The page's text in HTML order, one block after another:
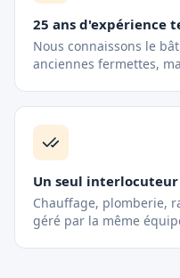
25 ans d'expérience
Nous connaissons le
anciennes fermettes,
Un seul interlocuteur
Chauffage, plomberie,
géré par la même